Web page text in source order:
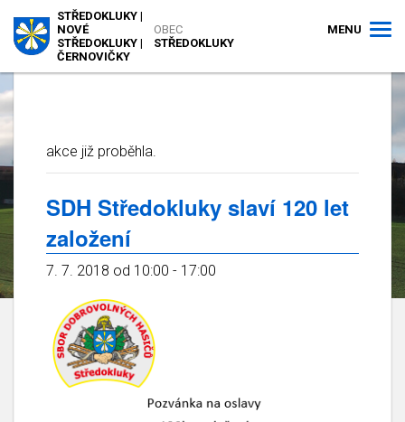
OBEC
STŘEDOKLUKY
STŘEDOKLUKY |
NOVÉ
STŘEDOKLUKY |
ČERNOVIČKY
MENU
akce již proběhla.
SDH Středokluky slaví 120 let
založení
7. 7. 2018 od 10:00 - 17:00